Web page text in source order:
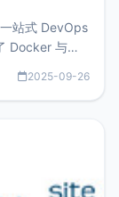
站式 DevOps
Docker 与常
与数据库操
2025-09-26